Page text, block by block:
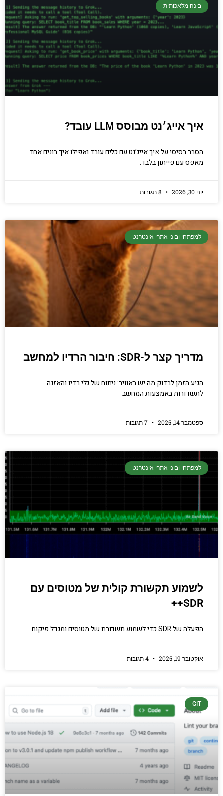
יסודות בתכנות
יסודי וחשוב שגם מתכנתים מנוסים לא תמיד
יודעים.
בינה מלאכותית
איך אייג׳נט מבוסס LLM עובד?
הסבר בסיסי על איך אייג׳נט עם כלים עובד ואפילו איך בונים אחד
מאפס עם פייתון בלבד.
יוני 30, 2026
למפתחי ובוני אתרי אינטרנט
מדריך קצר ל-SDR: חיבור הרדיו למחשב
הגיע הזמן לבדוק מה יש באוויר: ניתוח של גלי רדיו והאזנה
לתשדורות באמצעות המחשב
ספטמבר 14, 2025
למפתחי ובוני אתרי אינטרנט
לשמוע תקשורת קולית של מטוסים עם
SDR++
הפעלה של SDR כדי לשמוע תשדורת של מטוסים ומגדל פיקוח.
אוקטובר 19, 2025
GIT